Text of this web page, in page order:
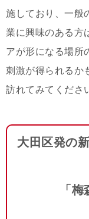
施しており、一般
業に興味のある方
アが形になる場所
刺激が得られるか
訪れてみてくださ
大田区発の
「